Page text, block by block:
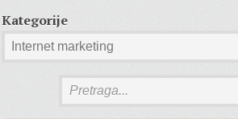
Kategorije